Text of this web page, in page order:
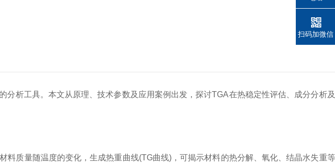
工具。本文从原理、技术参数及应用案例出发，探讨TGA在热稳定性评估、成分分析
量随温度的变化，生成热重曲线(TG曲线)，可揭示材料的热分解、氧化、结晶水失重
扫码加微信